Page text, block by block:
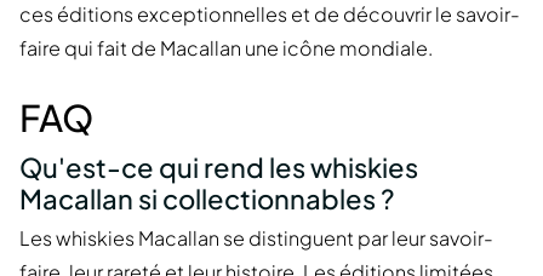
ces éditions exceptionnelles et de découvrir le savoir-
faire qui fait de Macallan une icône mondiale.
FAQ
Qu'est-ce qui rend les whiskies
Macallan si collectionnables ?
Les whiskies Macallan se distinguent par leur savoir-